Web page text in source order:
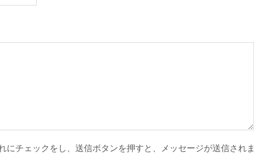
にチェックをし、送信ボタンを押すと、メッセージが送信されま